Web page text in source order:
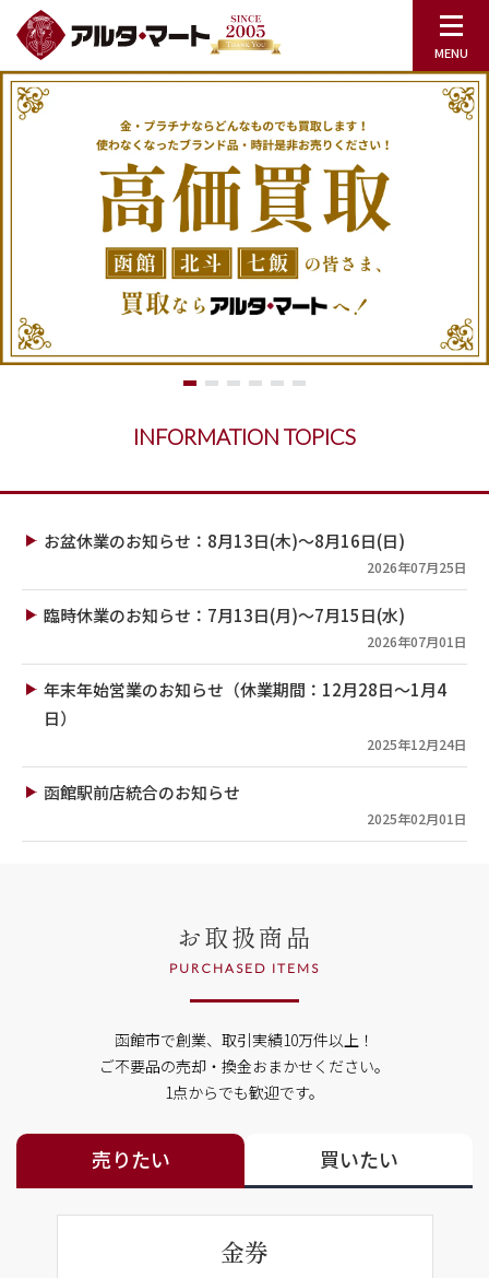
INFORMATION TOPICS
お盆休業のお知らせ：8月13日(木)～8月16日(日)
2026年07月25日
臨時休業のお知らせ：7月13日(月)～7月15日(水)
2026年07月01日
年末年始営業のお知らせ（休業期間：12月28日～1月4
日）
2025年12月24日
函館駅前店統合のお知らせ
2025年02月01日
お取扱商品
PURCHASED ITEMS
函館市で創業、取引実績10万件以上！
ご不要品の売却・換金おまかせください。
1点からでも歓迎です。
売りたい 買いたい
金券